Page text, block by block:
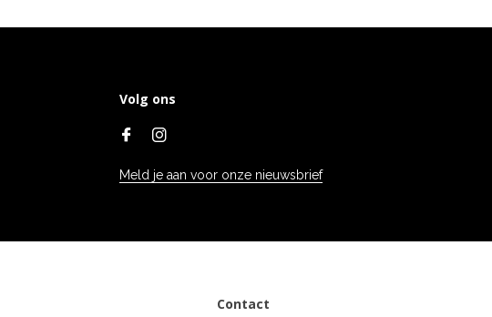
Volg ons
Meld je aan voor onze nieuwsbrief
Contact